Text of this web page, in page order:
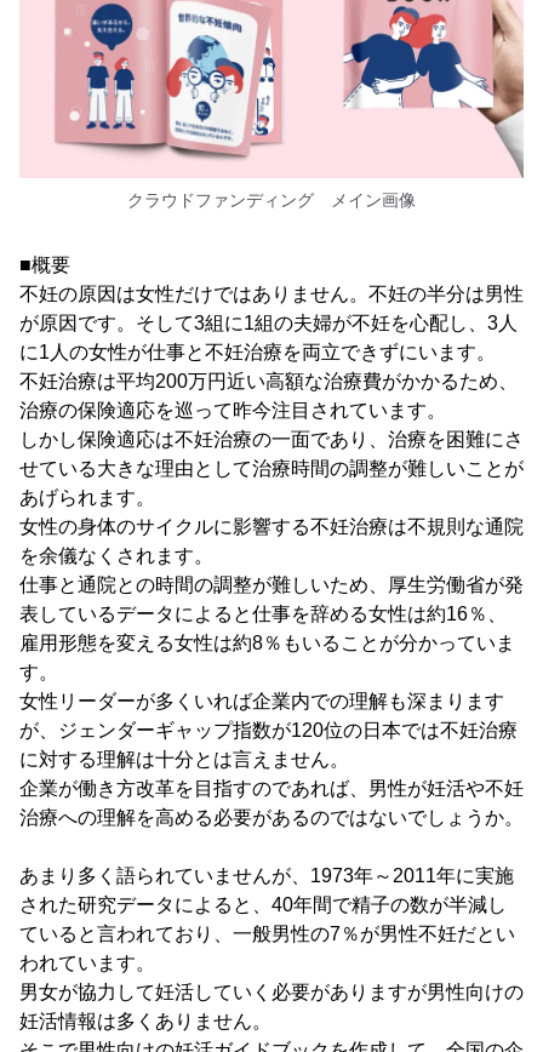
クラウドファンディング メイン画像
■概要
不妊の原因は女性だけではありません。不妊の半分は男性
が原因です。そして3組に1組の夫婦が不妊を心配し、3人
に1人の女性が仕事と不妊治療を両立できずにいます。
不妊治療は平均200万円近い高額な治療費がかかるため、
治療の保険適応を巡って昨今注目されています。
しかし保険適応は不妊治療の一面であり、治療を困難にさ
せている大きな理由として治療時間の調整が難しいことが
あげられます。
女性の身体のサイクルに影響する不妊治療は不規則な通院
を余儀なくされます。
仕事と通院との時間の調整が難しいため、厚生労働省が発
表しているデータによると仕事を辞める女性は約16％、
雇用形態を変える女性は約8％もいることが分かっていま
す。
女性リーダーが多くいれば企業内での理解も深まります
が、ジェンダーギャップ指数が120位の日本では不妊治療
に対する理解は十分とは言えません。
企業が働き方改革を目指すのであれば、男性が妊活や不妊
治療への理解を高める必要があるのではないでしょうか。
あまり多く語られていませんが、1973年～2011年に実施
された研究データによると、40年間で精子の数が半減し
ていると言われており、一般男性の7％が男性不妊だとい
われています。
男女が協力して妊活していく必要がありますが男性向けの
妊活情報は多くありません。